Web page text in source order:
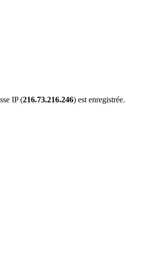
IP (216.73.216.246) est enregistrée.